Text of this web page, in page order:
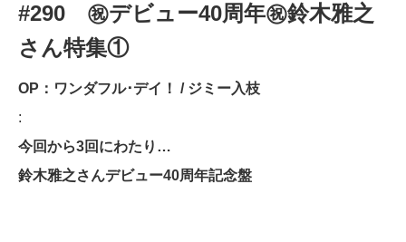
#290 ㊗デビュー40周年㊗鈴木雅之
さん特集①
OP：ワンダフル･デイ！ / ジミー入枝
:
今回から3回にわたり…
鈴木雅之さんデビュー40周年記念盤